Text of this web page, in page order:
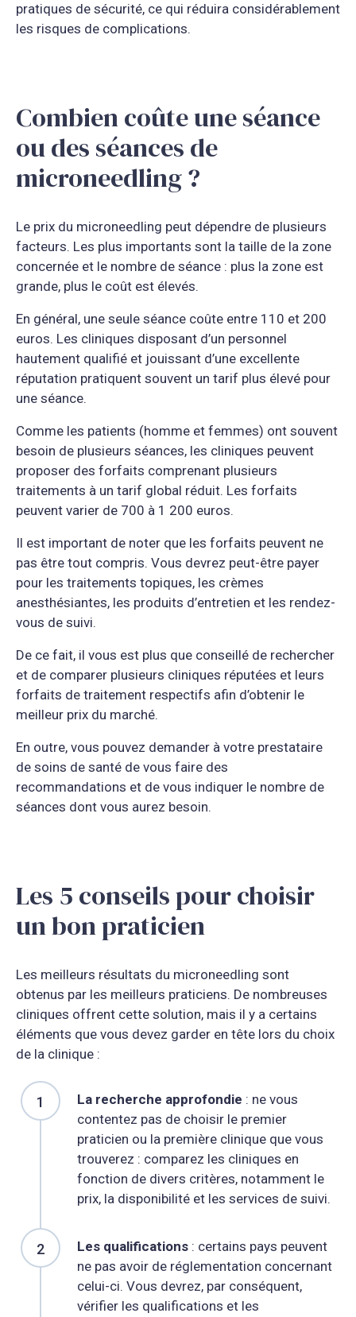
pratiques de sécurité, ce qui réduira considérablement
les risques de complications.
Combien coûte une séance
ou des séances de
microneedling ?
Le prix du microneedling peut dépendre de plusieurs
facteurs. Les plus importants sont la taille de la zone
concernée et le nombre de séance : plus la zone est
grande, plus le coût est élevés.
En général, une seule séance coûte entre 110 et 200
euros. Les cliniques disposant d’un personnel
hautement qualifié et jouissant d’une excellente
réputation pratiquent souvent un tarif plus élevé pour
une séance.
Comme les patients (homme et femmes) ont souvent
besoin de plusieurs séances, les cliniques peuvent
proposer des forfaits comprenant plusieurs
traitements à un tarif global réduit. Les forfaits
peuvent varier de 700 à 1 200 euros.
Il est important de noter que les forfaits peuvent ne
pas être tout compris. Vous devrez peut-être payer
pour les traitements topiques, les crèmes
anesthésiantes, les produits d’entretien et les rendez-
vous de suivi.
De ce fait, il vous est plus que conseillé de rechercher
et de comparer plusieurs cliniques réputées et leurs
forfaits de traitement respectifs afin d’obtenir le
meilleur prix du marché.
En outre, vous pouvez demander à votre prestataire
de soins de santé de vous faire des
recommandations et de vous indiquer le nombre de
séances dont vous aurez besoin.
Les 5 conseils pour choisir
un bon praticien
Les meilleurs résultats du microneedling sont
obtenus par les meilleurs praticiens. De nombreuses
cliniques offrent cette solution, mais il y a certains
éléments que vous devez garder en tête lors du choix
de la clinique :
La recherche approfondie : ne vous
contentez pas de choisir le premier
praticien ou la première clinique que vous
trouverez : comparez les cliniques en
fonction de divers critères, notamment le
prix, la disponibilité et les services de suivi.
Les qualifications : certains pays peuvent
ne pas avoir de réglementation concernant
celui-ci. Vous devrez, par conséquent,
vérifier les qualifications et les